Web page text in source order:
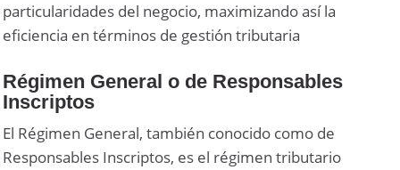
particularidades del negocio, maximizando así la
eficiencia en términos de gestión tributaria
Régimen General o de Responsables
Inscriptos
El Régimen General, también conocido como de
Responsables Inscriptos, es el régimen tributario